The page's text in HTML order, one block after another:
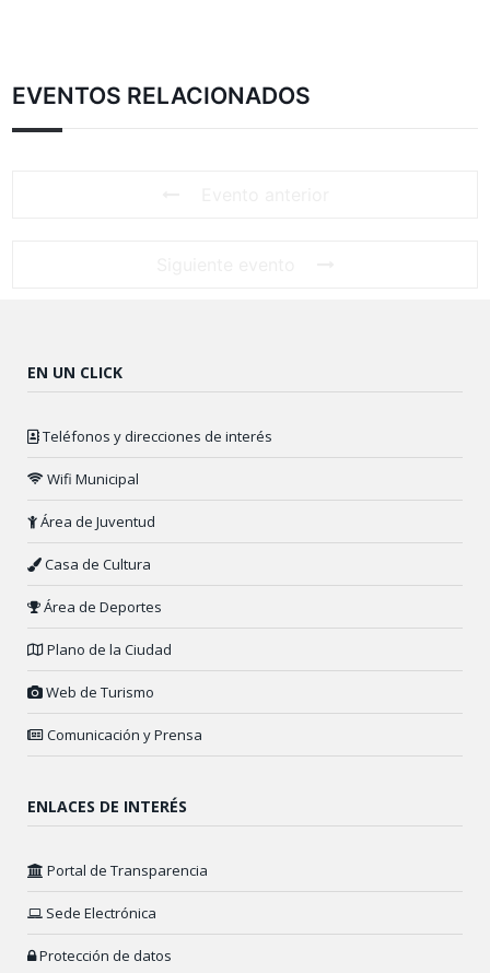
EVENTOS RELACIONADOS
EN UN CLICK
Teléfonos y direcciones de interés
Wifi Municipal
Área de Juventud
Casa de Cultura
Área de Deportes
Plano de la Ciudad
Web de Turismo
Comunicación y Prensa
ENLACES DE INTERÉS
Portal de Transparencia
Sede Electrónica
Protección de datos